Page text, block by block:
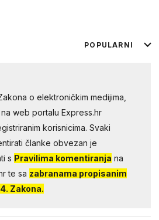
POPULARNI
o elektroničkim medijima,
web portalu Express.hr
korisnicima. Svaki
članke obvezan je
s Pravilima komentiranja na
te sa zabranama propisanim
Zakona.